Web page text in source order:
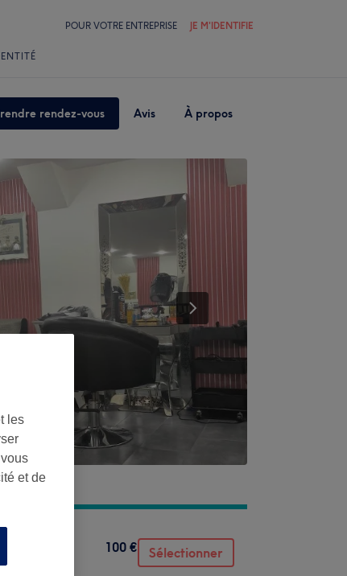
POUR VOTRE ENTREPRISE JE M'IDENTIFIE
rendez-vous Avis À propos
100 € Sélectionner
les
et de